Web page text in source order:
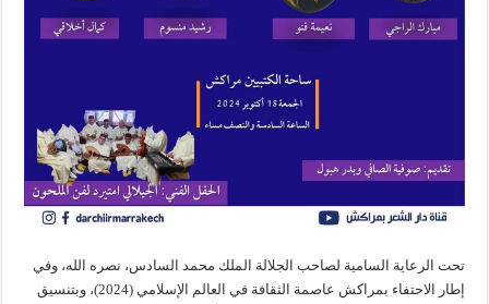
تحت الرعاية السامية لصاحب الجلالة الملك محمد السادس، نصره الله، وفي
إطار الاحتفاء بمراكش عاصمة الثقافة في العالم الإسلامي (2024)، وبتنسيق